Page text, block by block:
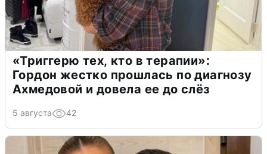
«Триггерю тех, кто в терапии»:
Гордон жестко прошлась по диагнозу
Ахмедовой и довела ее до слёз
5 августа 42